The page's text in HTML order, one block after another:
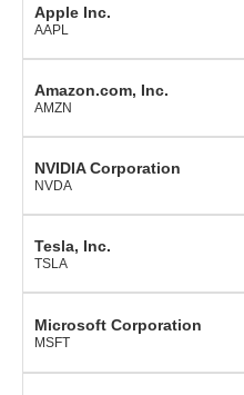
Apple Inc.
AAPL
Amazon.com, Inc.
AMZN
NVIDIA Corporation
NVDA
Tesla, Inc.
TSLA
Microsoft Corporation
MSFT